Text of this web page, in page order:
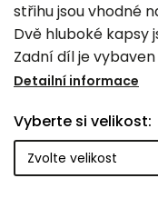
střihu jsou vhodné
Dvě hluboké kapsy
Zadní díl je
Nohavice mají na
na vytkávané
nošení všita plochá
originální kulatou
Detailní informace
Vyberte si velikost: